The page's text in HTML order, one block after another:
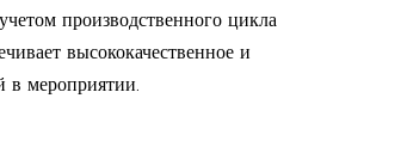
производственного цикла
высококачественное и
в мероприятии.